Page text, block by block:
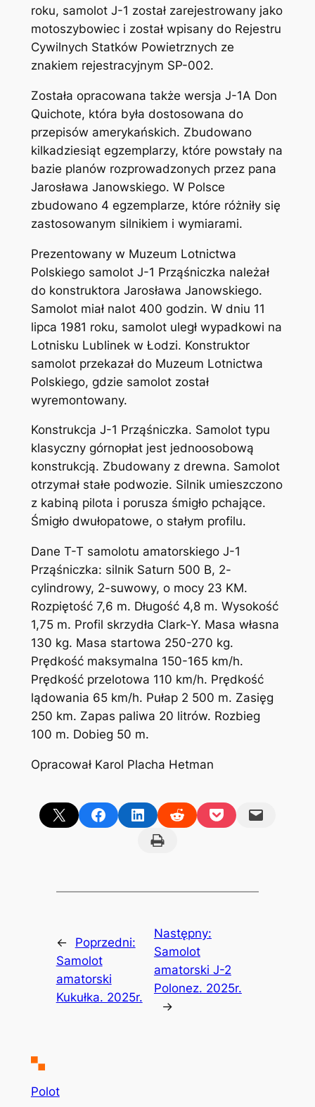
roku, samolot J-1 został zarejestrowany jako
motoszybowiec i został wpisany do Rejestru
Cywilnych Statków Powietrznych ze
znakiem rejestracyjnym SP-002.
Została opracowana także wersja J-1A Don
Quichote, która była dostosowana do
przepisów amerykańskich. Zbudowano
kilkadziesiąt egzemplarzy, które powstały na
bazie planów rozprowadzonych przez pana
Jarosława Janowskiego. W Polsce
zbudowano 4 egzemplarze, które różniły się
zastosowanym silnikiem i wymiarami.
Prezentowany w Muzeum Lotnictwa
Polskiego samolot J-1 Prząśniczka należał
do konstruktora Jarosława Janowskiego.
Samolot miał nalot 400 godzin. W dniu 11
lipca 1981 roku, samolot uległ wypadkowi na
Lotnisku Lublinek w Łodzi. Konstruktor
samolot przekazał do Muzeum Lotnictwa
Polskiego, gdzie samolot został
wyremontowany.
Konstrukcja J-1 Prząśniczka. Samolot typu
klasyczny górnopłat jest jednoosobową
konstrukcją. Zbudowany z drewna. Samolot
otrzymał stałe podwozie. Silnik umieszczono
z kabiną pilota i porusza śmigło pchające.
Śmigło dwułopatowe, o stałym profilu.
Dane T-T samolotu amatorskiego J-1
Prząśniczka: silnik Saturn 500 B, 2-
cylindrowy, 2-suwowy, o mocy 23 KM.
Rozpiętość 7,6 m. Długość 4,8 m. Wysokość
1,75 m. Profil skrzydła Clark-Y. Masa własna
130 kg. Masa startowa 250-270 kg.
Prędkość maksymalna 150-165 km/h.
Prędkość przelotowa 110 km/h. Prędkość
lądowania 65 km/h. Pułap 2 500 m. Zasięg
250 km. Zapas paliwa 20 litrów. Rozbieg
100 m. Dobieg 50 m.
Opracował Karol Placha Hetman
Share on X Share on FacebookShare on LinkedInShare on RedditShare on PocketEmail this Page
Print this Page
←
Poprzedni:
Samolot
amatorski
Kukułka. 2025r.
Następny:
Samolot
amatorski J-2
Polonez. 2025r.
→
Polot